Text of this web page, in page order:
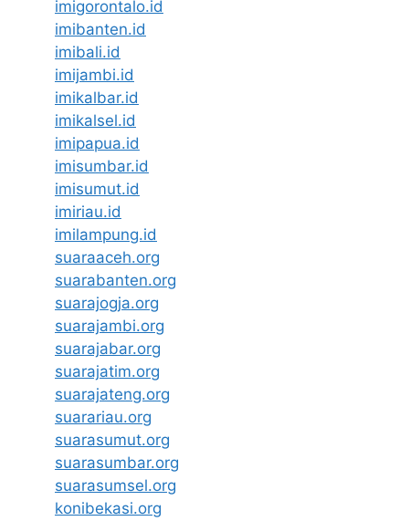
imigorontalo.id
imibanten.id
imibali.id
imijambi.id
imikalbar.id
imikalsel.id
imipapua.id
imisumbar.id
imisumut.id
imiriau.id
imilampung.id
suaraaceh.org
suarabanten.org
suarajogja.org
suarajambi.org
suarajabar.org
suarajatim.org
suarajateng.org
suarariau.org
suarasumut.org
suarasumbar.org
suarasumsel.org
konibekasi.org